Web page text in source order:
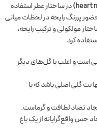
در ساختار عطر استفاده
پررنگ رایحه در لحظات میانی
مولکولی و ترکیب رایحه،
کرد.
است و اغلب با گل‌های دیگر
نت گلی اصلی باشد که با
تضاد لطافت و گرماست.
حس واقع‌گرایانه از یک باغ